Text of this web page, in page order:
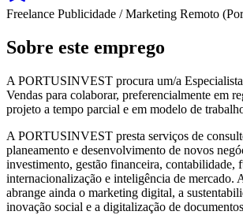
Freelance Publicidade / Marketing Remoto
Sobre este emprego
A PORTUSINVEST procura um/a
Vendas para colaborar, preferencialmente em
projeto a tempo parcial e em modelo de
A PORTUSINVEST presta serviços de
planeamento e desenvolvimento de novos
investimento, gestão financeira, contabilidade,
internacionalização e inteligência de mercado.
abrange ainda o marketing digital, a
inovação social e a digitalização de